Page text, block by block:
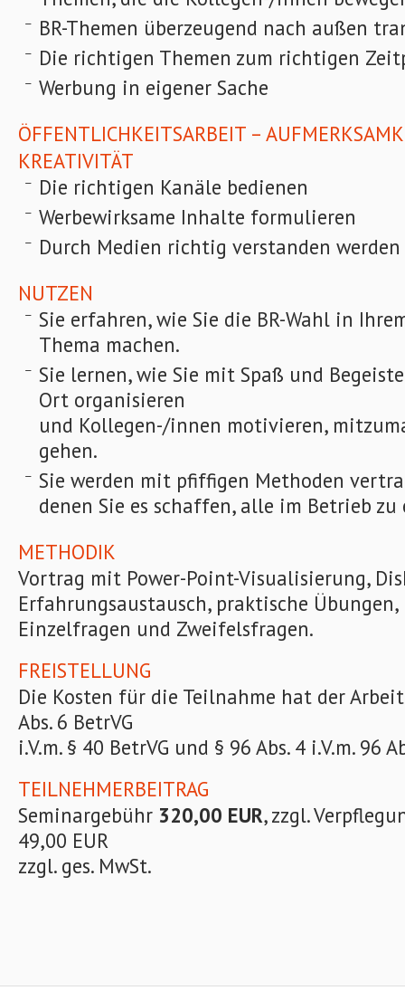
BR-Themen überzeugend nach außen
Die richtigen Themen zum richtigen
Werbung in eigener Sache
ÖFFENTLICHKEITSARBEIT –
KREATIVITÄT
Die richtigen Kanäle bedienen
Werbewirksame Inhalte formulieren
Durch Medien richtig verstanden werden
NUTZEN
Sie erfahren, wie Sie die BR-Wahl in
Thema machen.
Sie lernen, wie Sie mit Spaß und
Ort organisieren
und Kollegen-/innen motivieren,
gehen.
Sie werden mit pfiffigen Methoden
denen Sie es schaffen, alle im Betrieb zu
METHODIK
Vortrag mit Power-Point-Visualisierung,
Erfahrungsaustausch, praktische
Einzelfragen und Zweifelsfragen.
FREISTELLUNG
Die Kosten für die Teilnahme hat der
Abs. 6 BetrVG
i.V.m. § 40 BetrVG und § 96 Abs. 4 i.V.m. 96
TEILNEHMERBEITRAG
Seminargebühr 320,00 EUR, zzgl.
49,00 EUR
zzgl. ges. MwSt.